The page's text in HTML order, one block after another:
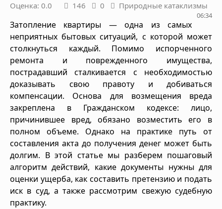
Оценка: 0.0 146 0 Природные катаклизмы
06:34
Затопление квартиры — одна из самых
неприятных бытовых ситуаций, с которой может
столкнуться каждый. Помимо испорченного
ремонта и поврежденного имущества,
пострадавший сталкивается с необходимостью
доказывать свою правоту и добиваться
компенсации. Основа для возмещения вреда
закреплена в Гражданском кодексе: лицо,
причинившее вред, обязано возместить его в
полном объеме. Однако на практике путь от
составления акта до получения денег может быть
долгим. В этой статье мы разберем пошаговый
алгоритм действий, какие документы нужны для
оценки ущерба, как составить претензию и подать
иск в суд, а также рассмотрим свежую судебную
практику.